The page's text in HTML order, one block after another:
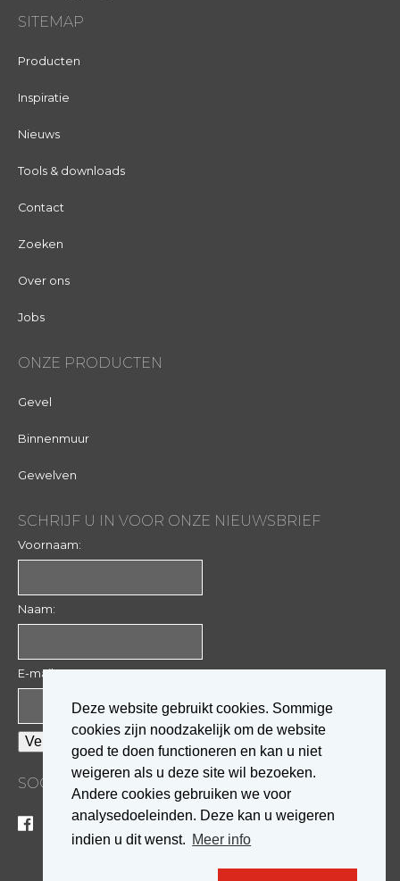
Deze website gebruikt cookies. Sommige
cookies zijn noodzakelijk om de website
goed te doen functioneren en kan u niet
weigeren als u deze site wil bezoeken.
Andere cookies gebruiken we voor
analysedoeleinden. Deze kan u weigeren
indien u dit wenst. Meer info
SITEMAP
Producten
Inspiratie
Nieuws
Tools & downloads
Contact
Zoeken
Over ons
Jobs
ONZE PRODUCTEN
Gevel
Binnenmuur
Gewelven
SCHRIJF U IN VOOR ONZE NIEUWSBRIEF
Voornaam:
Naam:
E-mail:
SOCIALE MEDIA